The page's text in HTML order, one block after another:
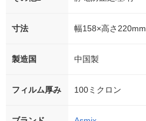
寸法 幅158×高さ220mm
製造国 中国製
フィルム厚み 100ミクロン